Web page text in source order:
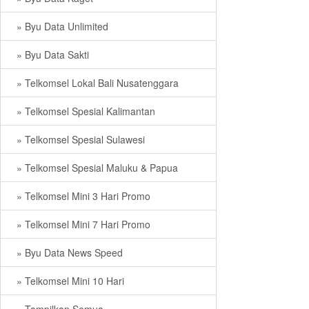
» Byu Data Unlimited
» Byu Data Sakti
» Telkomsel Lokal Bali Nusatenggara
» Telkomsel Spesial Kalimantan
» Telkomsel Spesial Sulawesi
» Telkomsel Spesial Maluku & Papua
» Telkomsel Mini 3 Hari Promo
» Telkomsel Mini 7 Hari Promo
» Byu Data News Speed
» Telkomsel Mini 10 Hari